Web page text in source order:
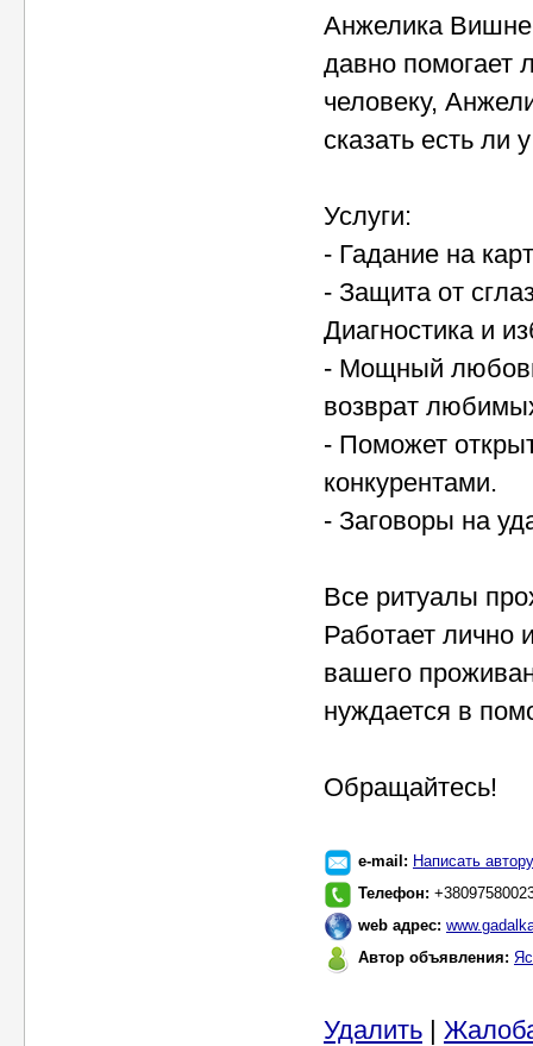
Анжелика
давно помогает
человеку,
сказать есть
Услуги:
- Гадание на
- Защита от
Диагностика и
- Мощный
возврат
- Поможет
конкурентами.
- Заговоры на
Все ритуалы
Работает лично
вашего
нуждается в
Обращайтесь!
e-mail: Написать автору
Телефон:
web адрес:
Автор объявления:
Удалить |